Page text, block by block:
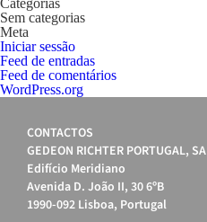
Categorias
Sem categorias
Meta
Iniciar sessão
Feed de entradas
Feed de comentários
WordPress.org
CONTACTOS
GEDEON RICHTER PORTUGAL, SA
Edifício Meridiano
Avenida D. João II, 30 6ºB
1990-092 Lisboa, Portugal